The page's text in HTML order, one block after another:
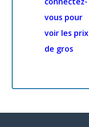
vous pour
voir les prix
de gros